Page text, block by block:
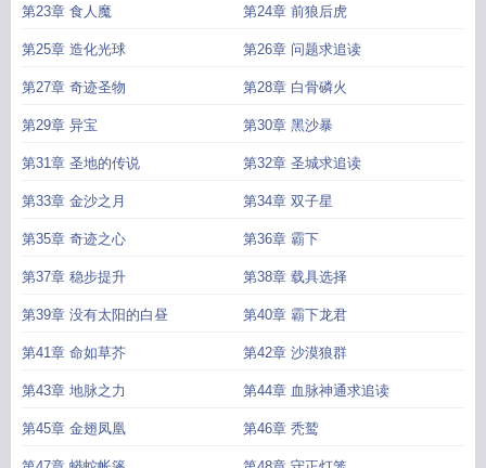
第23章 食人魔 第24章 前狼后虎
第25章 造化光球 第26章 问题求追读
第27章 奇迹圣物 第28章 白骨磷火
第29章 异宝 第30章 黑沙暴
第31章 圣地的传说 第32章 圣城求追读
第33章 金沙之月 第34章 双子星
第35章 奇迹之心 第36章 霸下
第37章 稳步提升 第38章 载具选择
第39章 没有太阳的白昼 第40章 霸下龙君
第41章 命如草芥 第42章 沙漠狼群
第43章 地脉之力 第44章 血脉神通求追读
第45章 金翅凤凰 第46章 秃鹫